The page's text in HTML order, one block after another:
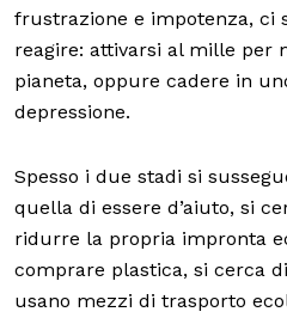
frustrazione e impotenza, ci
reagire: attivarsi al mille per
pianeta, oppure cadere in
depressione.
Spesso i due stadi si
quella di essere d’aiuto, si
ridurre la propria impronta
comprare plastica, si cerca
usano mezzi di trasporto